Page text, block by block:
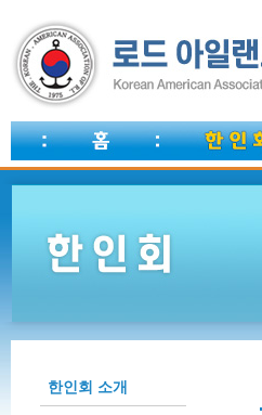
한인회 소개